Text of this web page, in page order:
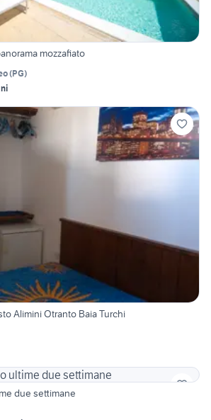
mozzafiato
(PG)
Alimini Otranto Baia Turchi
due settimane